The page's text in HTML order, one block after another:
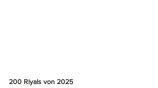
200 Riyals von 2025